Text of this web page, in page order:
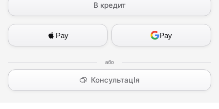
В кредит
Pay Pay
КонсультацІя